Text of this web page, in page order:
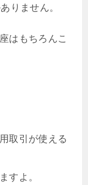
りません。
はもちろんこ
取引が使える
すよ。